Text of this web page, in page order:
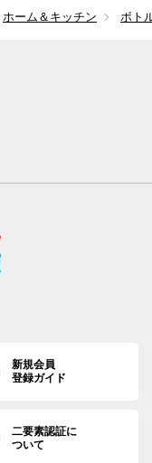
ホーム＆キッチン ボト
新規会員
登録ガイド
二要素認証に
ついて